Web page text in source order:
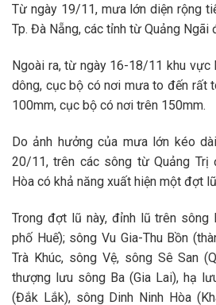
Từ ngày 19/11, mưa lớn diện rộng
Tp. Đà Nẵng, các tỉnh từ Quảng Ngãi
Ngoài ra, từ ngày 16-18/11 khu vực
dông, cục bộ có nơi mưa to đến rất
100mm, cục bộ có nơi trên 150mm.
Do ảnh hưởng của mưa lớn kéo
20/11, trên các sông từ Quảng Trị
Hòa có khả năng xuất hiện một đợt
Trong đợt lũ này, đỉnh lũ trên sông
phố Huế); sông Vu Gia-Thu Bồn
Trà Khúc, sông Vệ, sông Sê San
thượng lưu sông Ba (Gia Lai), hạ
(Đắk Lắk), sông Dinh Ninh Hòa